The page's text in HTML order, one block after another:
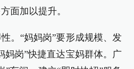
面加以提升。
。“妈妈岗”要形成规模、发
妈岗”快捷直达宝妈群体。广